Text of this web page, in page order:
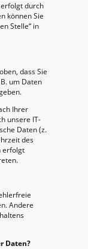
durch
können Sie
Stelle“ in
dass Sie
um Daten
Ihrer
unsere IT-
Daten (z.
des
erfolgt
Andere
Daten?